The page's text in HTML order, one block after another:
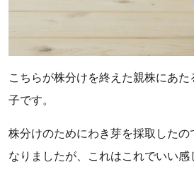
こちらが株分けを終えた親株にあ
子です。
株分けのためにわき芽を採取したの
なりましたが、これはこれでいい感